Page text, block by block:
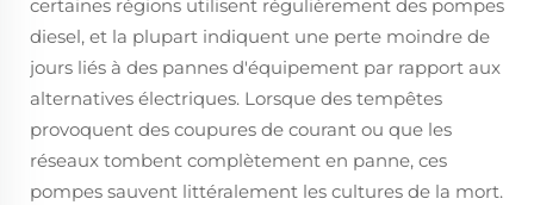
certaines régions utilisent régulièrement des pompes
diesel, et la plupart indiquent une perte moindre de
jours liés à des pannes d'équipement par rapport aux
alternatives électriques. Lorsque des tempêtes
provoquent des coupures de courant ou que les
réseaux tombent complètement en panne, ces
pompes sauvent littéralement les cultures de la mort.